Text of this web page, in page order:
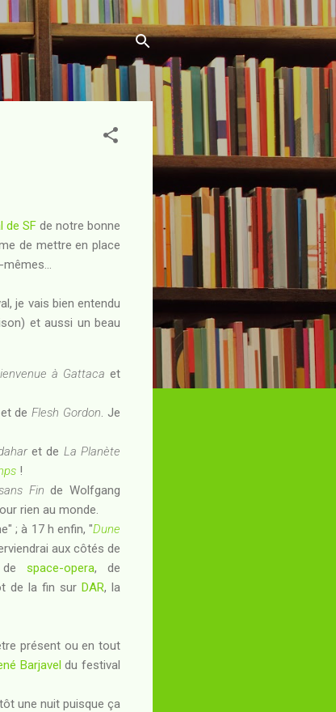
de SF de notre bonne
de mettre en place
je vais bien entendu
et aussi un beau
à Gattaca et
et deFlesh Gordon . Je
et de La Planète
!
Fin de Wolfgang
rien au monde.
; à 17 h enfin, "Dune
aux côtés de
de space-opera, de
de la fin surDAR, la
présent ou en tout
Barjavel du festival
une nuit puisque ça